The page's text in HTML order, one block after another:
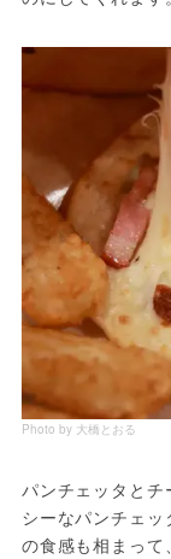
Photo by 大橋とおる
パンチェッタと
シーなパンチェ
の食感も相まって